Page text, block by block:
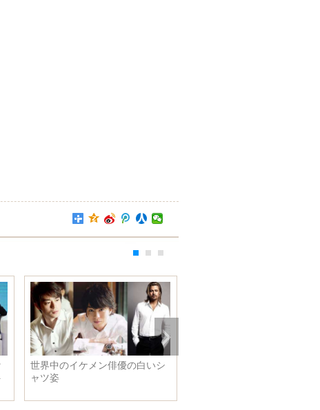
世界中のイケメン俳優の白いシ
ャツ姿